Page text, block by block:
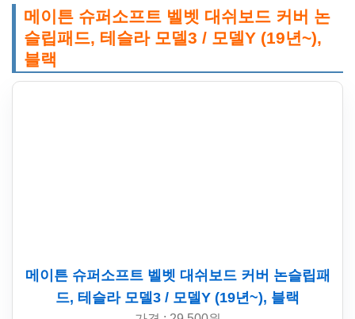
메이튼 슈퍼소프트 벨벳 대쉬보드 커버 논
슬립패드, 테슬라 모델3 / 모델Y (19년~),
블랙
메이튼 슈퍼소프트 벨벳 대쉬보드 커버 논슬립패
드, 테슬라 모델3 / 모델Y (19년~), 블랙